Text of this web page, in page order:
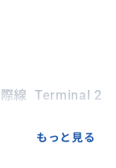
線 Terminal 2
もっと見る